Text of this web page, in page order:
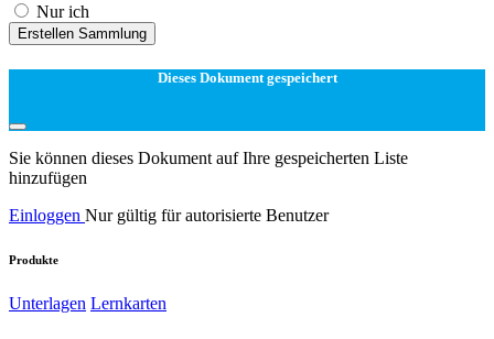
Nur ich
Erstellen Sammlung
Dieses Dokument gespeichert
Sie können dieses Dokument auf Ihre gespeicherten Liste
hinzufügen
Einloggen Nur gültig für autorisierte Benutzer
Produkte
Unterlagen Lernkarten